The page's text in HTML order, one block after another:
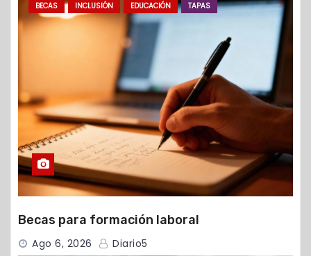
BECAS INCLUSIÓN EDUCACIÓN TAPAS
Becas para formación laboral
Ago 6, 2026 Diario5